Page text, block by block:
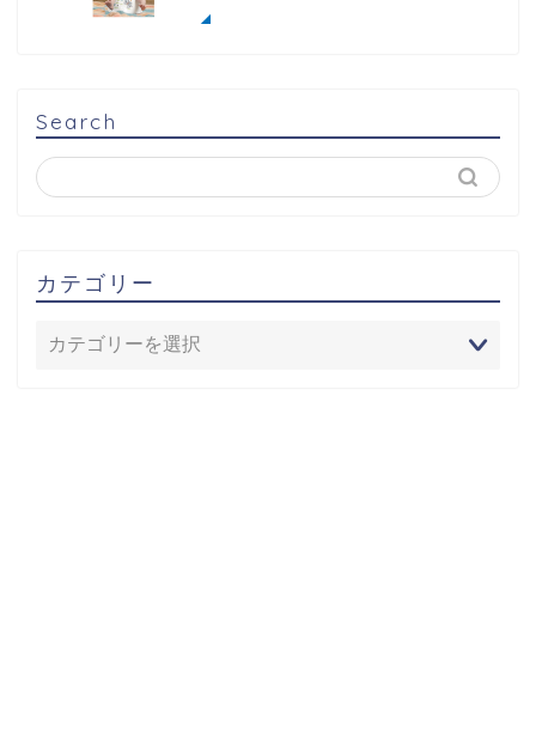
Search
カテゴリー